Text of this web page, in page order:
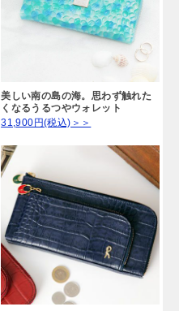
美しい南の島の海。思わず触れた
くなるうるつやウォレット
31,900円(税込)＞＞